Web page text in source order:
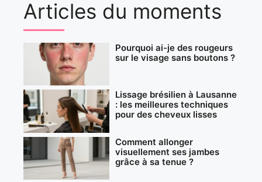
Articles du moments
Pourquoi ai-je des rougeurs
sur le visage sans boutons ?
Lissage brésilien à Lausanne
: les meilleures techniques
pour des cheveux lisses
Comment allonger
visuellement ses jambes
grâce à sa tenue ?